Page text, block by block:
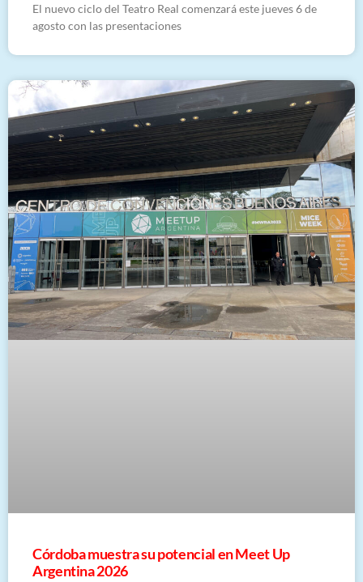
El nuevo ciclo del Teatro Real comenzará este jueves 6 de
agosto con las presentaciones
Córdoba muestra su potencial en Meet Up
Argentina 2026